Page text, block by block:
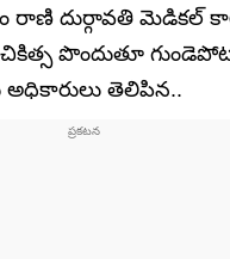
రాణి దుర్గావతి మెడికల్
పొందుతూ
అధికారులు తెలిపిన..